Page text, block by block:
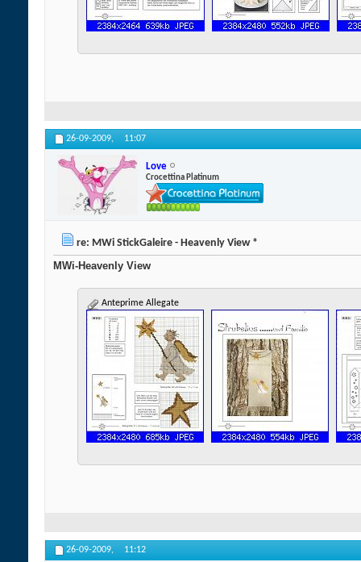
26-09-2009, 11:07
Love
Crocettina Platinum
re: MWi StickGaleire - Heavenly View *
MWi-Heavenly View
Anteprime Allegate
26-09-2009, 11:12